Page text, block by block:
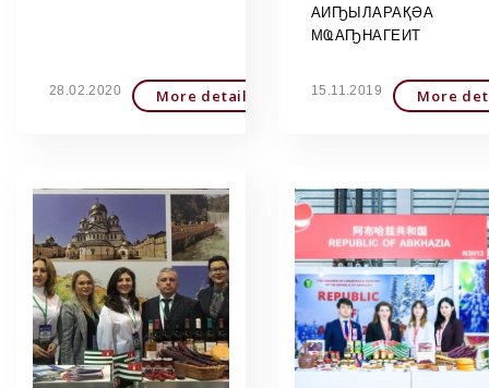
28.02.2020 More detailed
АИҦЫЛАРАҚӘА
МҨАҦНАГЕИТ
15.11.2019 More